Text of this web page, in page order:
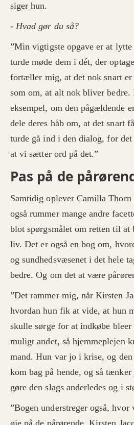
siger hun.
- Hvad gør du så?
”Min vigtigste opgave er at
turde møde dem i dét, der
fortæller mig, at det nok snart
som om, at alt nok bliver bedre.
eksempel, om den pågældende
dele deres håb om, at det snart
turde gå ind i den dialog, for
at vi sætter ord på det.”
Pas på de
Samtidig oplever Camilla Thorn
også rummer mange andre
blot spørgsmålet om retten til at
liv. Det er også en bog om,
og sundhedsvæsenet i det hele
bedre. Og om det at være
”Det rammer mig, når Kirsten
hvordan hun fik at vide, at hun
skulle sørge for at indkøbe
muligt andet, så hjemmeplejen
mand. Hun var jo i krise, og
kom bag på hende, og så
gøre den slags anderledes og i
”Bogen understreger også,